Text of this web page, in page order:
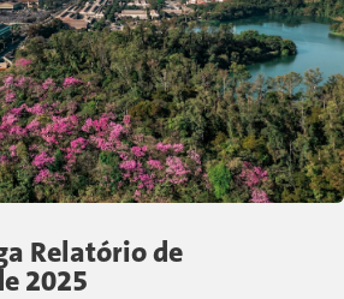
Relatório de
2025